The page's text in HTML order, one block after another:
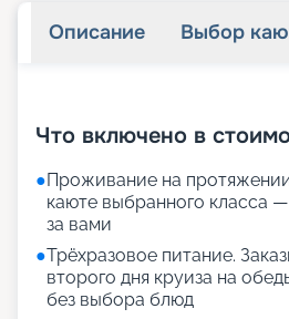
Описание Выбор
Что включено в
●Проживание на
каюте выбранного класса —
за вами
●Трёхразовое питание.
второго дня круиза на
без выбора блюд